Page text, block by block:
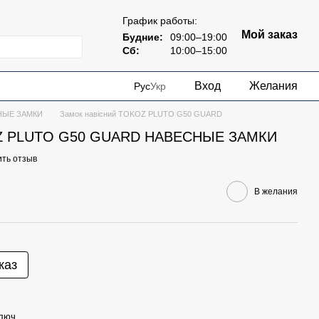
График работы:
Будние:
09:00–19:00
Сб:
10:00–15:00
Мой заказ
РусУкр Вход Желания
ЗАМКИ Замок навісний TOKOZ PLUTO G50 GUARD
PLUTO G50 GUARD НАВЕСНЫЕ ЗАМКИ
отзыв
В желания